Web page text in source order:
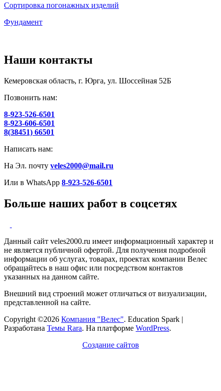
Сортировка погонажных изделий
Фундамент
Наши контакты
Кемеровская область, г. Юрга, ул. Шоссейная 52Б
Позвонить нам:
8-923-526-6501
8-923-606-6501
8(38451) 66501
Написать нам:
На Эл. почту veles2000@mail.ru
Или в WhatsApp 8-923-526-6501
Больше наших работ в соцсетях
Данный сайт veles2000.ru имеет информационный характер и
не является публичной офертой. Для получения подробной
информации об услугах, товарах, проектах компании Велес
обращайтесь в наш офис или посредством контактов
указанных на данном сайте.
Внешний вид строений может отличаться от визуализации,
представленной на сайте.
Copyright ©2026 Компания "Велес". Education Spark |
Разработана Темы Rara. На платформе WordPress.
Создание сайтов